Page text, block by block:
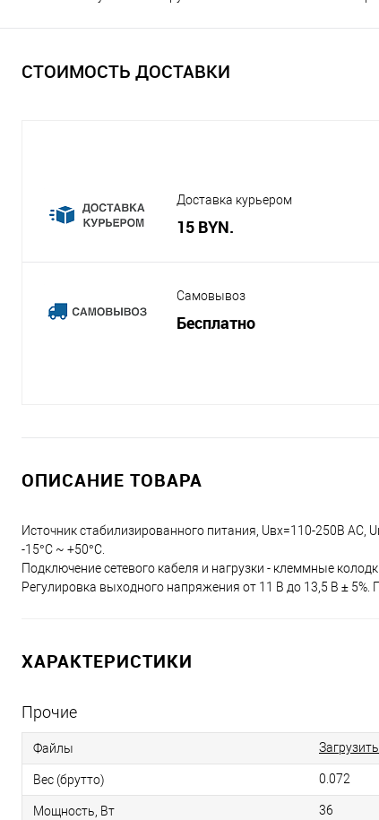
СТОИМОСТЬ ДОСТАВКИ
Доставка курьером
15 BYN.
Самовывоз
Бесплатно
ОПИСАНИЕ ТОВАРА
Источник стабилизированного питания, Uвх=110-250В AC,
-15°C ~ +50°C.
Подключение сетевого кабеля и нагрузки - клеммные
Регулировка выходного напряжения от 11 В до 13,5 В ±
ХАРАКТЕРИСТИКИ
Прочие
Файлы Загрузить
Вес (брутто) 0.072
Мощность, Вт 36